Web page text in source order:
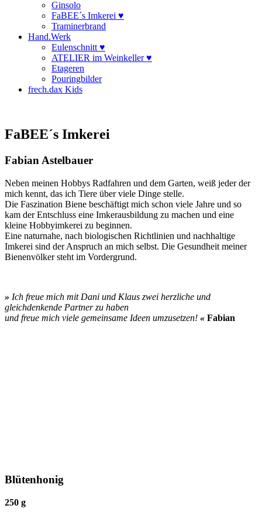
Ginsolo
FaBEE´s Imkerei ♥
Traminerbrand
Hand.Werk
Eulenschnitt ♥
ATELIER im Weinkeller ♥
Etageren
Pouringbilder
frech.dax Kids
FaBEE´s Imkerei
Fabian Astelbauer
Neben meinen Hobbys Radfahren und dem Garten, weiß jeder der
mich kennt, das ich Tiere über viele Dinge stelle.
Die Faszination Biene beschäftigt mich schon viele Jahre und so
kam der Entschluss eine Imkerausbildung zu machen und eine
kleine Hobbyimkerei zu beginnen.
Eine naturnahe, nach biologischen Richtlinien und nachhaltige
Imkerei sind der Anspruch an mich selbst. Die Gesundheit meiner
Bienenvölker steht im Vordergrund.
» Ich freue mich mit Dani und Klaus zwei herzliche und
gleichdenkende Partner zu haben
und freue mich viele gemeinsame Ideen umzusetzen! « Fabian
Blütenhonig
250 g